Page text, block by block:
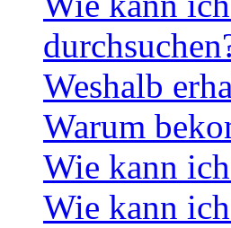
Weshalb
Warum
Wie kann
Wie kann